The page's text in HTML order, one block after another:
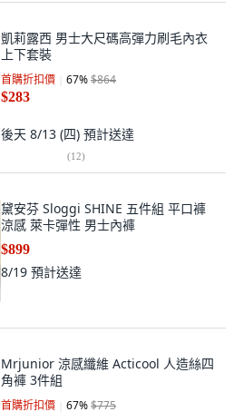
凱莉露西 男士大尺碼高彈力刷毛內衣
上下套裝
首購折扣價 67%$864
$283
後天 8/13 (四) 預計送達
(12)
黛安芬 Sloggi SHINE 五件組 平口褲
涼感 萊卡彈性 男士內褲
$899
8/19 預計送達
Mrjunior 涼感纖維 Acticool 人造絲四
角褲 3件組
首購折扣價 67%$775